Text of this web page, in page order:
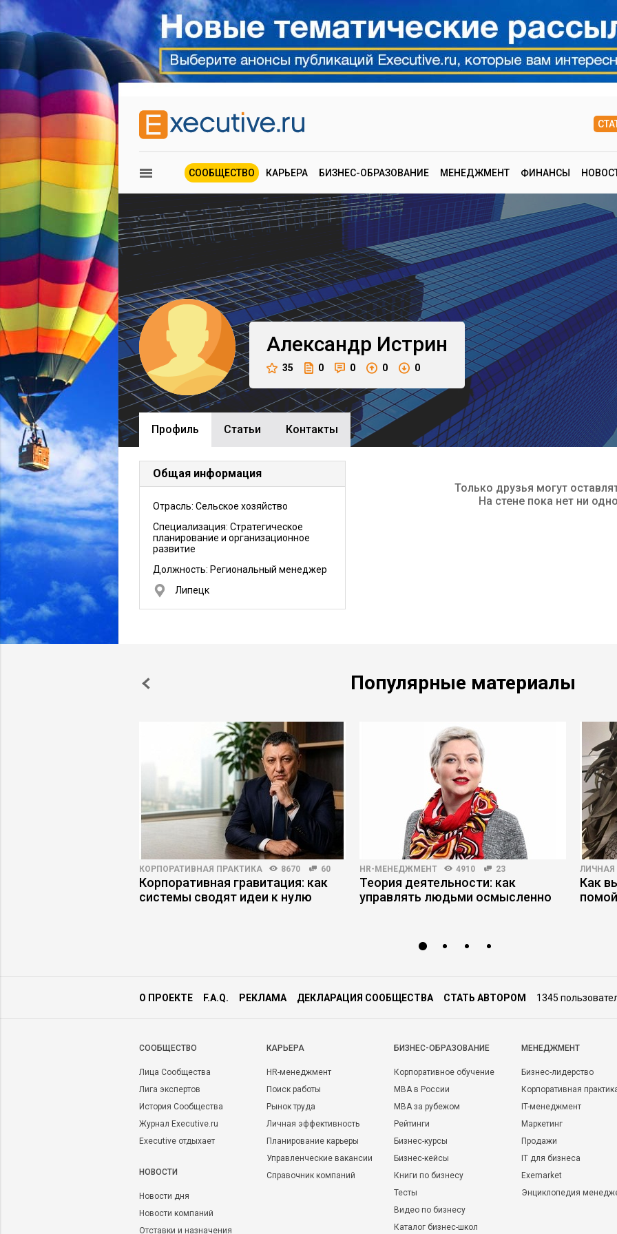
СООБЩЕСТВО КАРЬЕРА БИЗНЕС-ОБРАЗОВАНИЕ МЕНЕДЖМЕНТ ФИНАНСЫ
Александр Истрин
35 0 0 0 0
Профиль Cтатьи Контакты
Общая информация
Отрасль: Сельское хозяйство
Специализация: Стратегическое
планирование и организационное
развитие
Должность: Региональный менеджер
Липецк
Только друзья могут
На стене пока нет ни
Популярные материалы
КОРПОРАТИВНАЯ ПРАКТИКА 8670 60
Корпоративная гравитация: как
системы сводят идеи к нулю
HR-МЕНЕДЖМЕНТ 4910 23
Теория деятельности: как
управлять людьми осмысленно
ЛИЧНАЯ
Как
О ПРОЕКТЕ F.A.Q. РЕКЛАМА ДЕКЛАРАЦИЯ СООБЩЕСТВА СТАТЬ АВТОРОМ 1345
CООБЩЕСТВО
Лица Сообщества
Лига экспертов
История Сообщества
Журнал Executive.ru
Executive отдыхает
НОВОСТИ
Новости дня
Новости компаний
Отставки и назначения
КАРЬЕРА
HR-менеджмент
Поиск работы
Рынок труда
Личная эффективность
Планирование карьеры
Управленческие вакансии
Справочник компаний
БИЗНЕС-ОБРАЗОВАНИЕ
Корпоративное обучение
MBA в России
MBA за рубежом
Рейтинги
Бизнес-курсы
Бизнес-кейсы
Книги по бизнесу
Тесты
Видео по бизнесу
Каталог бизнес-школ
МЕНЕДЖМЕНТ
Бизнес-лидерство
Корпоративная
IT-менеджмент
Маркетинг
Продажи
IT для бизнеса
Exemarket
Энциклопедия